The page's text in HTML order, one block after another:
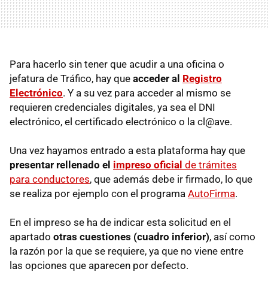
Para hacerlo sin tener que acudir a una oficina o
jefatura de Tráfico, hay que acceder al Registro
Electrónico. Y a su vez para acceder al mismo se
requieren credenciales digitales, ya sea el DNI
electrónico, el certificado electrónico o la cl@ave.
Una vez hayamos entrado a esta plataforma hay que
presentar rellenado el impreso oficial de trámites
para conductores, que además debe ir firmado, lo que
se realiza por ejemplo con el programa AutoFirma.
En el impreso se ha de indicar esta solicitud en el
apartado otras cuestiones (cuadro inferior), así como
la razón por la que se requiere, ya que no viene entre
las opciones que aparecen por defecto.